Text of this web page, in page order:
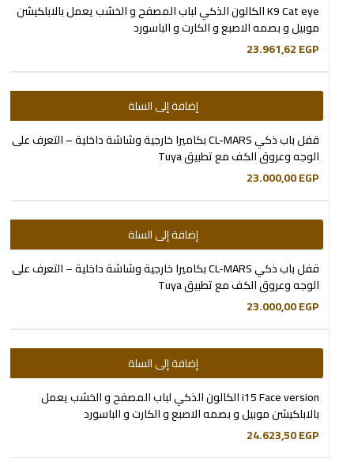
K9 Cat eye الكالون الذكي لباب المصفح و الخشب يعمل بالابلكيشن
موبيل و بصمه الاصبع و الكارت و الباسورد
23.961,62EGP
إضافة إلى السلة
قفل باب ذكي CL-MARS بكاميرا خارجية وشاشة داخلية – التعرف على
الوجه وعروق الكف مع تطبيق Tuya
23.000,00EGP
إضافة إلى السلة
قفل باب ذكي CL-MARS بكاميرا خارجية وشاشة داخلية – التعرف على
الوجه وعروق الكف مع تطبيق Tuya
23.000,00EGP
إضافة إلى السلة
i15 Face version الكالون الذكي لباب المصفح و الخشب يعمل
بالابلكيشن موبيل و بصمه الاصبع و الكارت و الباسورد
24.623,50EGP